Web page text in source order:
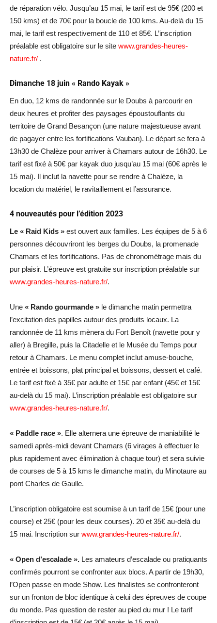
de réparation vélo. Jusqu’au 15 mai, le tarif est de 95€ (200 et
150 kms) et de 70€ pour la boucle de 100 kms. Au-delà du 15
mai, le tarif est respectivement de 110 et 85€. L’inscription
préalable est obligatoire sur le site www.grandes-heures-
nature.fr/ .
Dimanche 18 juin « Rando Kayak »
En duo, 12 kms de randonnée sur le Doubs à parcourir en
deux heures et profiter des paysages époustouflants du
territoire de Grand Besançon (une nature majestueuse avant
de pagayer entre les fortifications Vauban). Le départ se fera à
13h30 de Chalèze pour arriver à Chamars autour de 16h30. Le
tarif est fixé à 50€ par kayak duo jusqu’au 15 mai (60€ après le
15 mai). Il inclut la navette pour se rendre à Chalèze, la
location du matériel, le ravitaillement et l’assurance.
4 nouveautés pour l’édition 2023
Le « Raid Kids » est ouvert aux familles. Les équipes de 5 à 6
personnes découvriront les berges du Doubs, la promenade
Chamars et les fortifications. Pas de chronométrage mais du
pur plaisir. L’épreuve est gratuite sur inscription préalable sur
www.grandes-heures-nature.fr/.
Une « Rando gourmande » le dimanche matin permettra
l’excitation des papilles autour des produits locaux. La
randonnée de 11 kms mènera du Fort Benoît (navette pour y
aller) à Bregille, puis la Citadelle et le Musée du Temps pour
retour à Chamars. Le menu complet inclut amuse-bouche,
entrée et boissons, plat principal et boissons, dessert et café.
Le tarif est fixé à 35€ par adulte et 15€ par enfant (45€ et 15€
au-delà du 15 mai). L’inscription préalable est obligatoire sur
www.grandes-heures-nature.fr/.
« Paddle race ». Elle alternera une épreuve de maniabilité le
samedi après-midi devant Chamars (6 virages à effectuer le
plus rapidement avec élimination à chaque tour) et sera suivie
de courses de 5 à 15 kms le dimanche matin, du Minotaure au
pont Charles de Gaulle.
L’inscription obligatoire est soumise à un tarif de 15€ (pour une
course) et 25€ (pour les deux courses). 20 et 35€ au-delà du
15 mai. Inscription sur www.grandes-heures-nature.fr/.
« Open d’escalade ». Les amateurs d’escalade ou pratiquants
confirmés pourront se confronter aux blocs. A partir de 19h30,
l’Open passe en mode Show. Les finalistes se confronteront
sur un fronton de bloc identique à celui des épreuves de coupe
du monde. Pas question de rester au pied du mur ! Le tarif